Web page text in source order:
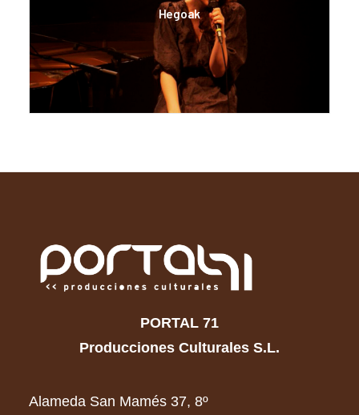
Hegoak
PORTAL 71
Producciones Culturales S.L.
Alameda San Mamés 37, 8º